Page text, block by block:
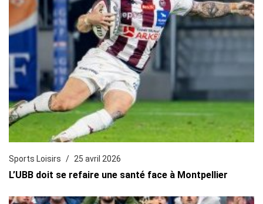
Sports Loisirs 25 avril 2026
L’UBB doit se refaire une santé face à Montpellier